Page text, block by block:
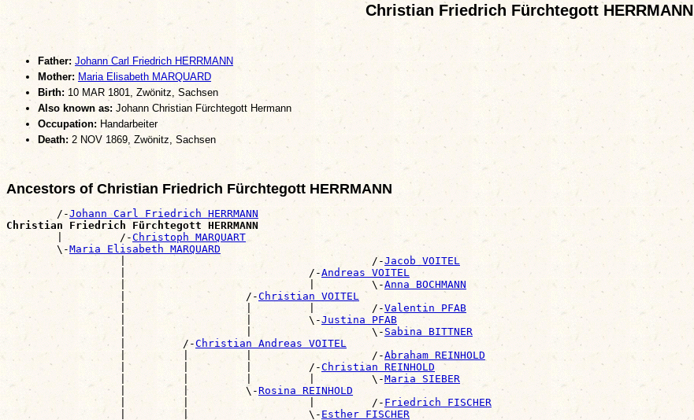
Christian Friedrich Fürchtegott HERRMANN
Father: Johann Carl Friedrich HERRMANN
Mother: Maria Elisabeth MARQUARD
Birth: 10 MAR 1801, Zwönitz, Sachsen
Also known as: Johann Christian Fürchtegott Hermann
Occupation: Handarbeiter
Death: 2 NOV 1869, Zwönitz, Sachsen
Ancestors of Christian Friedrich Fürchtegott HERRMANN
        /-
Johann Carl Friedrich HERRMANN
Christian Friedrich Fürchtegott HERRMANN
|         /-Christoph MARQUART
        \-
Maria Elisabeth MARQUARD
                  |                                       /-
Jacob VOITEL
                  |                             /-
Andreas VOITEL
                  |                             |         \-
Anna BOCHMANN
                  |                   /-
Christian VOITEL
                  |                   |         |         /-
Valentin PFAB
                  |                   |         \-
Justina PFAB
                  |                   |                   \-
Sabina BITTNER
                  |         /-
Christian Andreas VOITEL
                  |         |         |                   /-
Abraham REINHOLD
                  |         |         |         /-
Christian REINHOLD
                  |         |         |         |         \-
Maria SIEBER
                  |         |         \-
Rosina REINHOLD
                  |         |                   |         /-
Friedrich FISCHER
                  |         |                   \-
Esther FISCHER